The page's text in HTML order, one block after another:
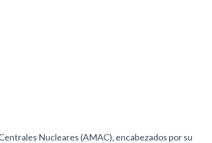
Nucleares (AMAC), encabezados por su